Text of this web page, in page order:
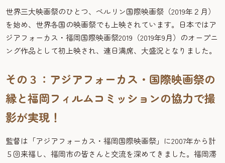
世界三大映画祭のひとつ、ベルリン国際映画祭（2019年２月）
を始め、世界各国の映画祭でも上映されています。日本ではア
ジアフォーカス・福岡国際映画祭2019（2019年9月）のオープニ
ング作品として初上映され、連日満席、大盛況となりました。
その３：アジアフォーカス・国際映画祭の
縁と福岡フィルムコミッションの協力で撮
影が実現！
監督は「アジアフォーカス・福岡国際映画祭」に2007年から計
５回来福し、福岡市の皆さんと交流を深めてきました。福岡滞